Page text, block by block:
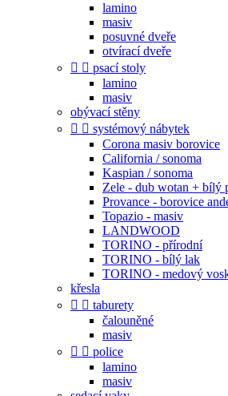
lamino
masiv
posuvné dveře
otvírací dveře
  psací stoly
lamino
masiv
obývací stěny
  systémový nábytek
Corona masiv borovice
California / sonoma
Kaspian / sonoma
Zele - dub wotan + bílý
Provance - borovice
Topazio - masiv
LANDWOOD
TORINO - přírodní
TORINO - bílý lak
TORINO - medový
křesla
  taburety
čalouněné
masiv
  police
lamino
masiv